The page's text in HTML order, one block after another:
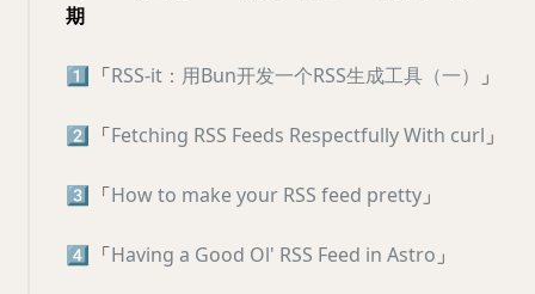
期
1️⃣ 「RSS-it：用Bun开发一个RSS生成工具（一） 」
2️⃣ 「Fetching RSS Feeds Respectfully With curl 」
3️⃣ 「How to make your RSS feed pretty 」
4️⃣ 「Having a Good Ol' RSS Feed in Astro 」